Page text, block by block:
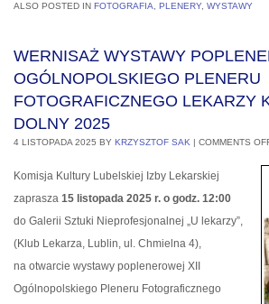
ALSO POSTED IN FOTOGRAFIA, PLENERY, WYSTAWY
WERNISAŻ WYSTAWY
OGÓLNOPOLSKIEGO PLENERU
FOTOGRAFICZNEGO LEKARZY
DOLNY 2025
4 LISTOPADA 2025 BY KRZYSZTOF SAK | COMMENTS
Komisja Kultury Lubelskiej Izby Lekarskiej
zaprasza 15 listopada 2025 r. o godz. 12:00
do Galerii Sztuki Nieprofesjonalnej „U lekarzy”,
(Klub Lekarza, Lublin, ul. Chmielna 4),
na otwarcie wystawy poplenerowej XII
Ogólnopolskiego Pleneru Fotograficznego